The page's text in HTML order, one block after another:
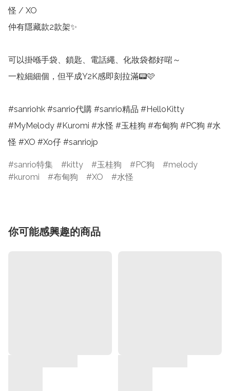
怪 / XO
仲有隱藏款2款架✨
可以掛喺手袋、鎖匙、電話繩、化妝袋都好啱～
一粒細細個，但平成Y2K感即刻拉滿📟🩷
#sanriohk #sanrio代購 #sanrio精品 #HelloKitty
#MyMelody #Kuromi #水怪 #玉桂狗 #布甸狗 #PC狗 #水
怪 #XO #Xo仔 #sanriojp
sanrio特集 kitty 玉桂狗 PC狗
melody
kuromi
布甸狗 XO 水怪
你可能感興趣的商品